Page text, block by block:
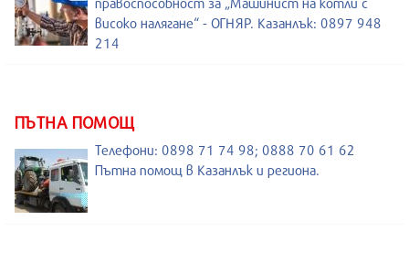
високо налягане“ - ОГНЯР. Казанлък: 0897 948
214
ПЪТНА ПОМОЩ
Телефони: 0898 71 74 98; 0888 70 61 62
Пътна помощ в Казанлък и региона.